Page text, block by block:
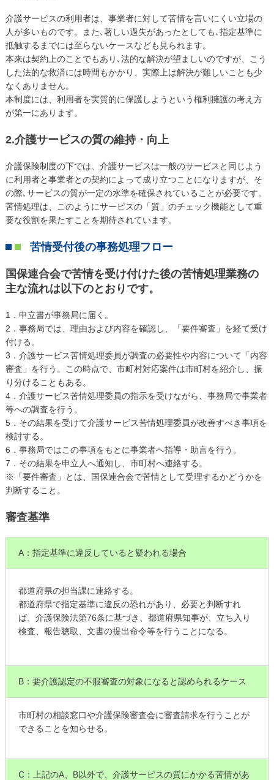
介護サービスの利用者は、事業者に対して苦情を言いにくい立場の
人が多いものです。また､著しい過失があったとしても､指定基準に
抵触するまでには至らないケースなども見られます。
本来は契約上のことでもあり､法的な解決が望ましいのですが、こう
した法的な救済には時間もかかり、実際上は解決が難しいことも少
なくありません。
本制度には、利用者を実質的に保護しようという権利擁護の考え方
が第一にあります。
2.介護サービスの質の維持・向上
介護保険制度の下では、介護サービスは一般のサービスと同じよう
に利用者と事業者との契約によって成り立つことになりますが、そ
の際､サービスの質が一定の水準を確保されていることが必要です。
苦情処理は、このようにサービスの「質」のチェック機能として重
要な役割を果たすことを期待されています。
苦情受付後の事務処理フロー
国保連合会で苦情を受け付けた後の苦情処理業務の
主な流れは以下のとおりです。
1．申立書が事務局に届く。
2．事務局では、理由および内容を確認し、「要件審査」を経て受け
付ける。
3．介護サービス苦情処理委員が調査の必要性や内容について「内容
審査」を行う。この時点で、市町村対応案件は市町村を紹介し、振
り分けることもある。
4．介護サービス苦情処理委員の指示を受けながら、事務局で事業者
等への調査を行う。
5．その結果を受けて介護サービス苦情処理委員が改善すべき事項を
検討する。
6．事務局ではこの事項をもとに事業者へ指導・助言を行う。
7．その結果を申立人へ通知し、市町村へ連絡する。
※「要件審査」とは、国保連合会で苦情として受理するかどうかを
判断すること。
審査基準
A：指定基準に違反していると疑われる場合
都道府県の担当課に連絡する。
都道府県で指定基準に違反の恐れがあり、必要と判断すれ
ば、介護保険法第76条に基づき、都道府県知事が、立ち入り
検査、報告聴取、文書の提出命令等を行うことになる。
B：要介護認定の不服審査の対象になると認められるケース
市町村の相談窓口や介護保険審査会に審査請求を行うことが
できることを知らせる。
C：上記のA、B以外で、介護サービスの質にかかる苦情があ